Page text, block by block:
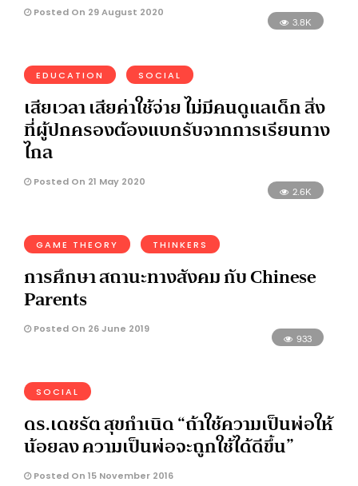
Posted On 29 August 2020
3.8K
EDUCATION SOCIAL
เสียเวลา เสียค่าใช้จ่าย ไม่มีคนดูแลเด็ก สิ่ง
ที่ผู้ปกครองต้องแบกรับจากการเรียนทาง
ไกล
Posted On 21 May 2020
2.6K
GAME THEORY THINKERS
การศึกษา สถานะทางสังคม กับ Chinese
Parents
Posted On 26 June 2019
933
SOCIAL
ดร.เดชรัต สุขกำเนิด “ถ้าใช้ความเป็นพ่อให้
น้อยลง ความเป็นพ่อจะถูกใช้ได้ดีขึ้น”
Posted On 15 November 2016